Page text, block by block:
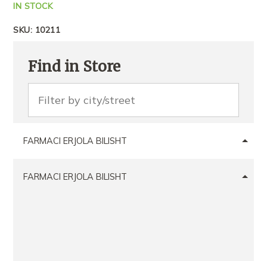
IN STOCK
SKU: 10211
Find in Store
FARMACI ERJOLA BILISHT
FARMACI ERJOLA BILISHT